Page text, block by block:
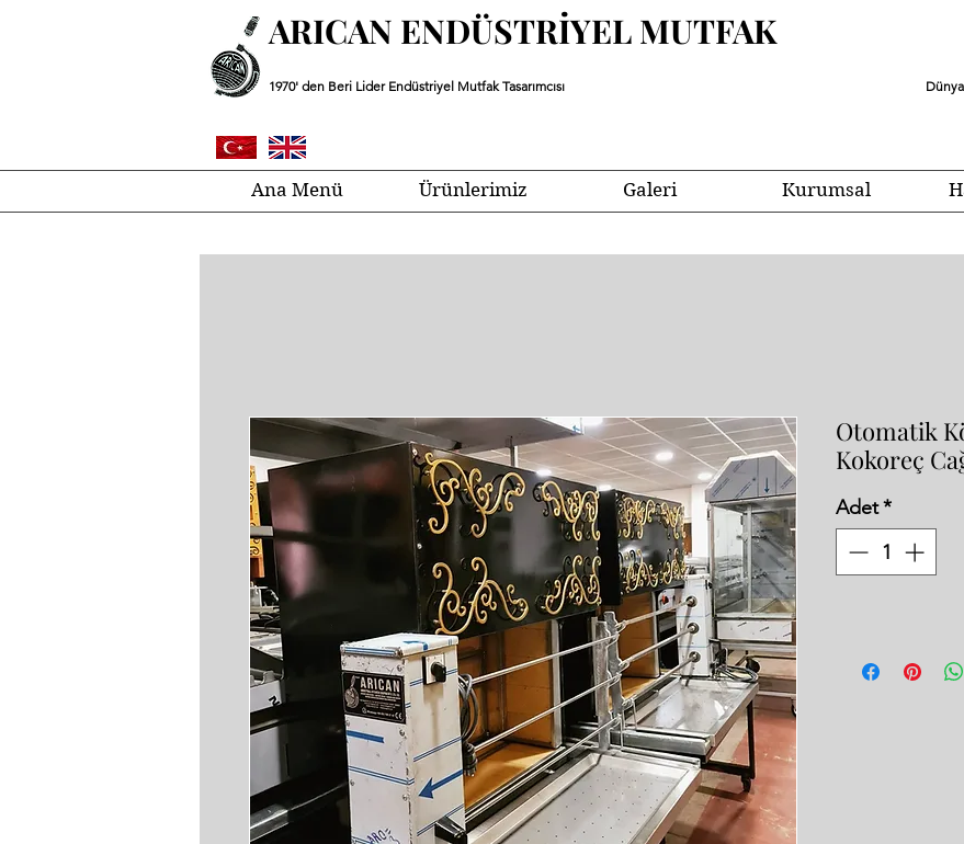
ARICAN ENDÜSTRİYEL MUTFAK
1970' den Beri Lider Endüstriyel Mutfak Tasarımcısı
Ana Menü Ürünlerimiz Galeri Kurumsal
Otomatik
Kokoreç
Adet*